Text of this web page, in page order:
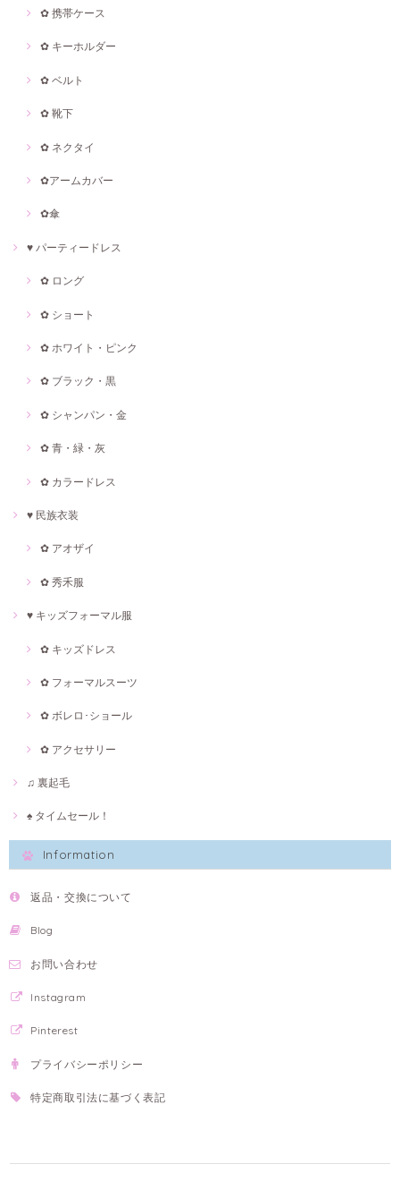
✿ 携帯ケース
✿ キーホルダー
✿ ベルト
✿ 靴下
✿ ネクタイ
✿アームカバー
✿傘
♥ パーティードレス
✿ ロング
✿ ショート
✿ ホワイト・ピンク
✿ ブラック・黒
✿ シャンパン・金
✿ 青・緑・灰
✿ カラードレス
♥ 民族衣装
✿ アオザイ
✿ 秀禾服
♥ キッズフォーマル服
✿ キッズドレス
✿ フォーマルスーツ
✿ ボレロ･ショール
✿ アクセサリー
♫ 裏起毛
♠ タイムセール！
Information
返品・交換について
Blog
お問い合わせ
Instagram
Pinterest
プライバシーポリシー
特定商取引法に基づく表記